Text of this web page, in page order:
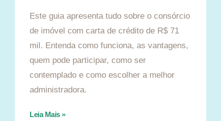
Este guia apresenta tudo sobre o consórcio
de imóvel com carta de crédito de R$ 71
mil. Entenda como funciona, as vantagens,
quem pode participar, como ser
contemplado e como escolher a melhor
administradora.
Leia Mais »